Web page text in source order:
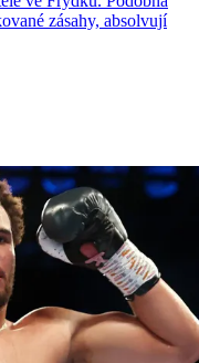
zásahy, absolvují